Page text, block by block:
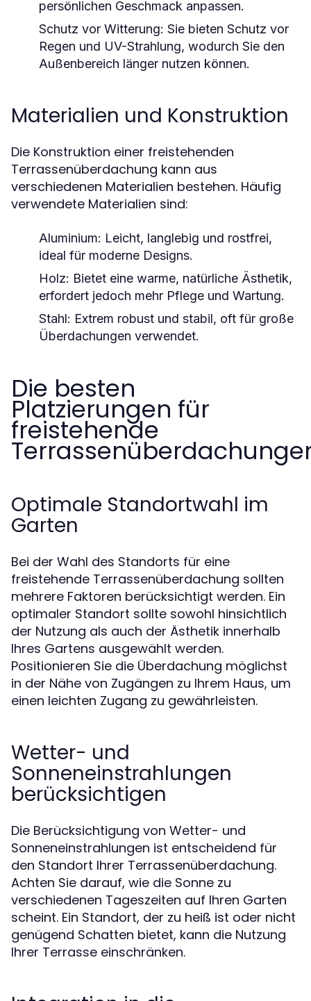
persönlichen Geschmack anpassen.
Schutz vor Witterung: Sie bieten Schutz vor
Regen und UV-Strahlung, wodurch Sie den
Außenbereich länger nutzen können.
Materialien und Konstruktion
Die Konstruktion einer freistehenden
Terrassenüberdachung kann aus
verschiedenen Materialien bestehen. Häufig
verwendete Materialien sind:
Aluminium: Leicht, langlebig und rostfrei,
ideal für moderne Designs.
Holz: Bietet eine warme, natürliche Ästhetik,
erfordert jedoch mehr Pflege und Wartung.
Stahl: Extrem robust und stabil, oft für große
Überdachungen verwendet.
Die besten
Platzierungen für
freistehende
Optimale Standortwahl im
Garten
Bei der Wahl des Standorts für eine
freistehende Terrassenüberdachung sollten
mehrere Faktoren berücksichtigt werden. Ein
optimaler Standort sollte sowohl hinsichtlich
der Nutzung als auch der Ästhetik innerhalb
Ihres Gartens ausgewählt werden.
Positionieren Sie die Überdachung möglichst
in der Nähe von Zugängen zu Ihrem Haus, um
einen leichten Zugang zu gewährleisten.
Wetter- und
Sonneneinstrahlungen
berücksichtigen
Die Berücksichtigung von Wetter- und
Sonneneinstrahlungen ist entscheidend für
den Standort Ihrer Terrassenüberdachung.
Achten Sie darauf, wie die Sonne zu
verschiedenen Tageszeiten auf Ihren Garten
scheint. Ein Standort, der zu heiß ist oder nicht
genügend Schatten bietet, kann die Nutzung
Ihrer Terrasse einschränken.